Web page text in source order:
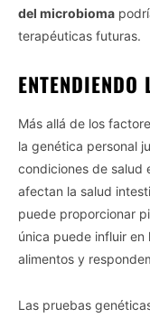
del microbioma
terapéuticas futuras.
ENTENDIENDO
Más allá de los
la genética personal
condiciones de salud
afectan la salud
puede proporcionar
única puede influir en
alimentos y
Las pruebas